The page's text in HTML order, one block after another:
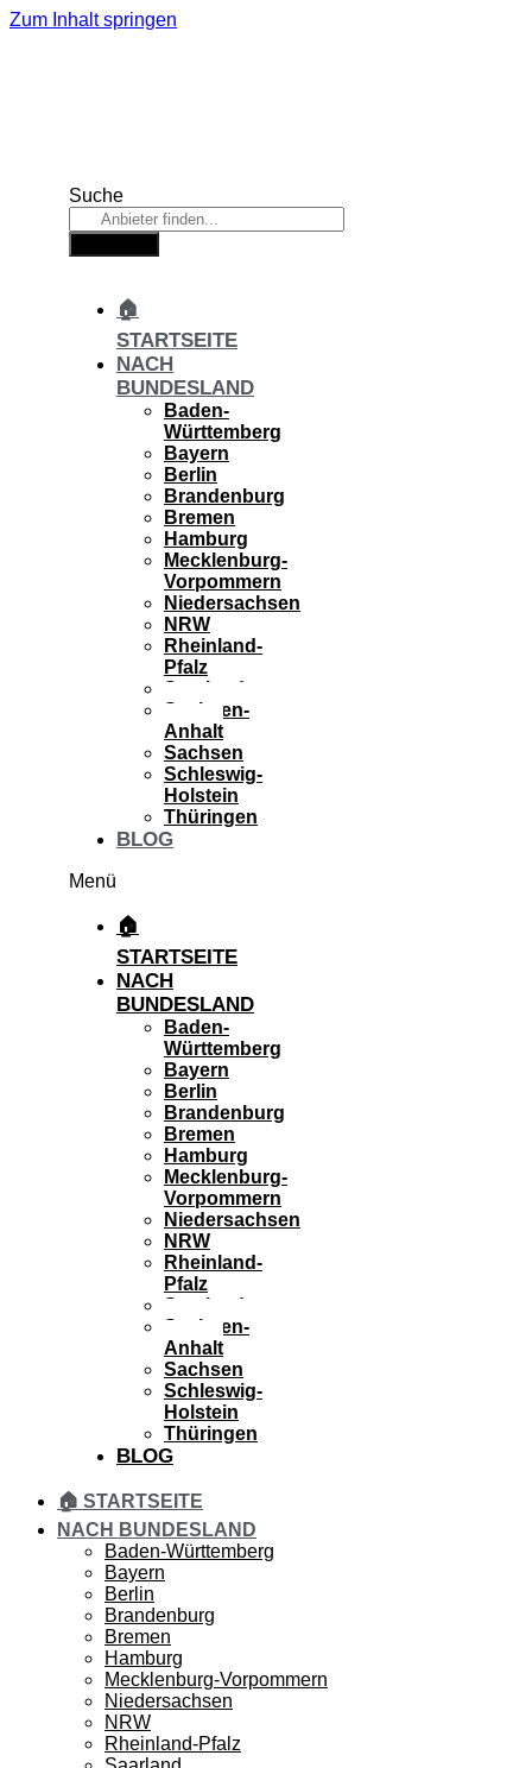
Zum Inhalt springen
Suche
🏠
STARTSEITE
NACH
BUNDESLAND
Baden-
Württemberg
Bayern
Berlin
Brandenburg
Bremen
Hamburg
Mecklenburg-
Vorpommern
Niedersachsen
NRW
Rheinland-
Pfalz
Saarland
Sachsen-
Anhalt
Sachsen
Schleswig-
Holstein
Thüringen
BLOG
Menü
🏠
STARTSEITE
NACH
BUNDESLAND
Baden-
Württemberg
Bayern
Berlin
Brandenburg
Bremen
Hamburg
Mecklenburg-
Vorpommern
Niedersachsen
NRW
Rheinland-
Pfalz
Saarland
Sachsen-
Anhalt
Sachsen
Schleswig-
Holstein
Thüringen
BLOG
🏠 STARTSEITE
NACH BUNDESLAND
Baden-Württemberg
Bayern
Berlin
Brandenburg
Bremen
Hamburg
Mecklenburg-Vorpommern
Niedersachsen
NRW
Rheinland-Pfalz